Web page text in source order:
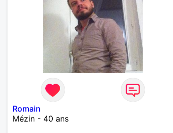
Romain
Mézin - 40 ans